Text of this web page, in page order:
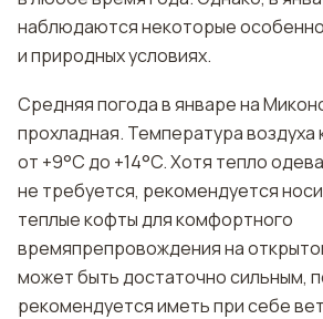
наблюдаются некоторые
и природных условиях.
Средняя погода в январе на
прохладная. Температура воздуха
от +9°C до +14°C. Хотя тепло
не требуется, рекомендуется
теплые кофты для комфортного
времяпрепровождения на
может быть достаточно сильным,
рекомендуется иметь при себе